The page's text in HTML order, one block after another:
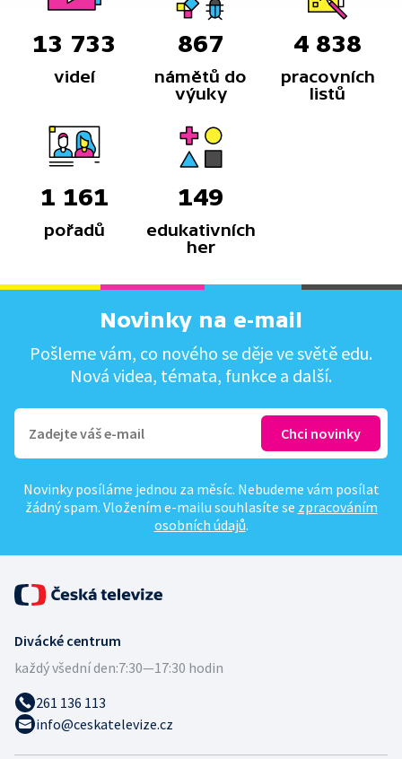
13 733
videí
867
námětů do
výuky
4 838
pracovních
listů
1 161
pořadů
149
edukativních
her
Novinky na e-mail
Pošleme vám, co nového se děje ve světě edu.
Nová videa, témata, funkce a další.
Novinky posíláme jednou za měsíc. Nebudeme vám posílat
žádný spam. Vložením e-mailu souhlasíte se zpracováním
osobních údajů.